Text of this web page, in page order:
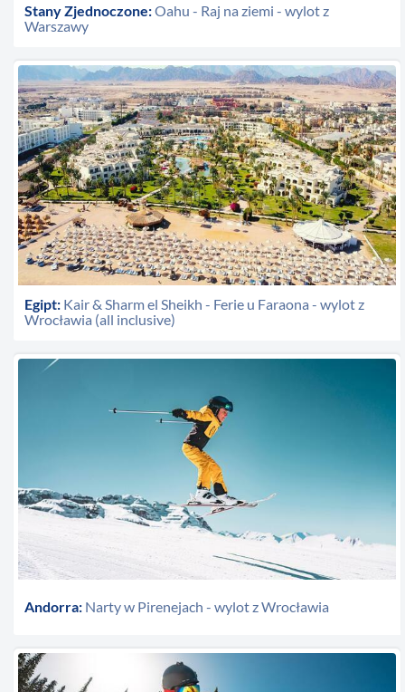
Stany Zjednoczone:Oahu - Raj na ziemi - wylot z
Warszawy
Egipt: Kair & Sharm el Sheikh - Ferie u Faraona - wylot z
Wrocławia (all inclusive)
Andorra: Narty w Pirenejach - wylot z Wrocławia